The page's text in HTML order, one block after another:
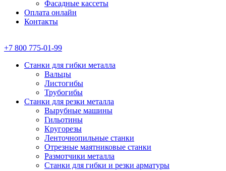
Фасадные кассеты
Оплата онлайн
Контакты
+7 800 775-01-99
Станки для гибки металла
Вальцы
Листогибы
Трубогибы
Станки для резки металла
Вырубные машины
Гильотины
Кругорезы
Ленточнопильные станки
Отрезные маятниковые станки
Размотчики металла
Станки для гибки и резки арматуры